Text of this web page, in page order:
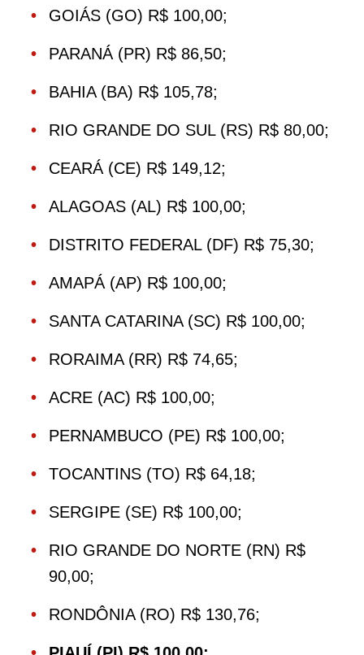
GOIÁS (GO) R$ 100,00;
PARANÁ (PR) R$ 86,50;
BAHIA (BA) R$ 105,78;
RIO GRANDE DO SUL (RS) R$ 80,00;
CEARÁ (CE) R$ 149,12;
ALAGOAS (AL) R$ 100,00;
DISTRITO FEDERAL (DF) R$ 75,30;
AMAPÁ (AP) R$ 100,00;
SANTA CATARINA (SC) R$ 100,00;
RORAIMA (RR) R$ 74,65;
ACRE (AC) R$ 100,00;
PERNAMBUCO (PE) R$ 100,00;
TOCANTINS (TO) R$ 64,18;
SERGIPE (SE) R$ 100,00;
RIO GRANDE DO NORTE (RN) R$
90,00;
RONDÔNIA (RO) R$ 130,76;